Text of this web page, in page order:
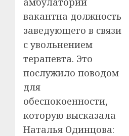
вакантна должность
заведующего в связи
с увольнением
терапевта. Это
послужило поводом
для
обеспокоенности,
которую высказала
Наталья Одинцова: